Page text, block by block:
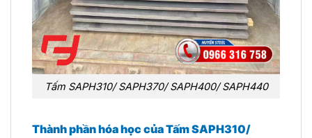
Tấm SAPH310/ SAPH370/ SAPH400/ SAPH440
Thành phần hóa học của Tấm SAPH310/